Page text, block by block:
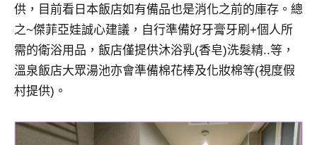
供，目前看日本飯店如有備品也是消化之前的庫存。總
之~傑菲亞娃誠心建議，自行準備好牙膏牙刷+個人所
需的衛浴用品，飯店僅提供沐浴乳(香皂)洗髮精..等，
溫泉飯店大眾湯池亦會準備棉花棒及化妝棉等(視度假
村提供)。